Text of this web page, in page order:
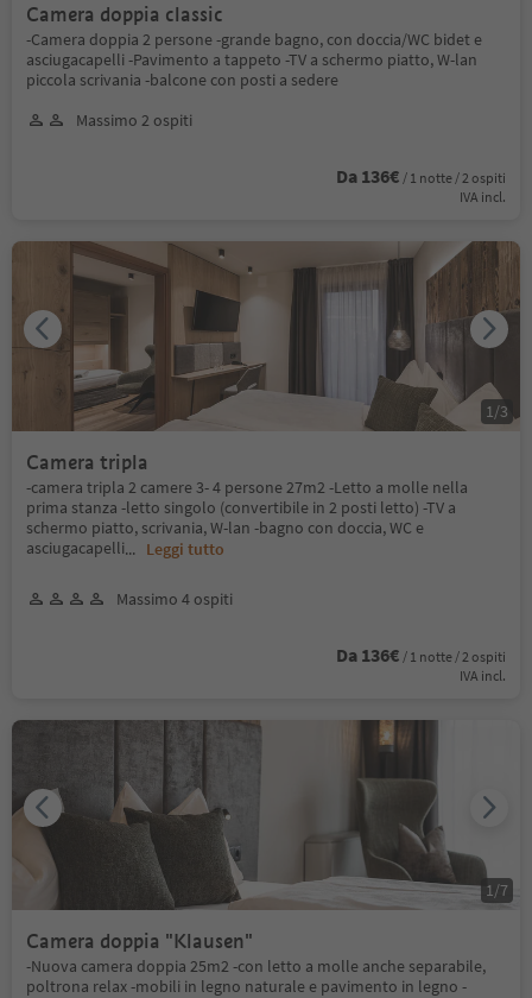
Camera doppia classic
-Camera doppia 2 persone -grande bagno, con doccia/WC bidet e
asciugacapelli -Pavimento a tappeto -TV a schermo piatto, W-lan
piccola scrivania -balcone con posti a sedere
Massimo 2 ospiti
Da 136€ / 1 notte / 2 ospiti
IVA incl.
Camera tripla
-camera tripla 2 camere 3- 4 persone 27m2 -Letto a molle nella
prima stanza -letto singolo (convertibile in 2 posti letto) -TV a
schermo piatto, scrivania, W-lan -bagno con doccia, WC e
asciugacapelli... Leggi tutto
Massimo 4 ospiti
Da 136€ / 1 notte / 2 ospiti
IVA incl.
1 /3
Camera doppia "Klausen"
-Nuova camera doppia 25m2 -con letto a molle anche separabile,
poltrona relax -mobili in legno naturale e pavimento in legno -
1 /7